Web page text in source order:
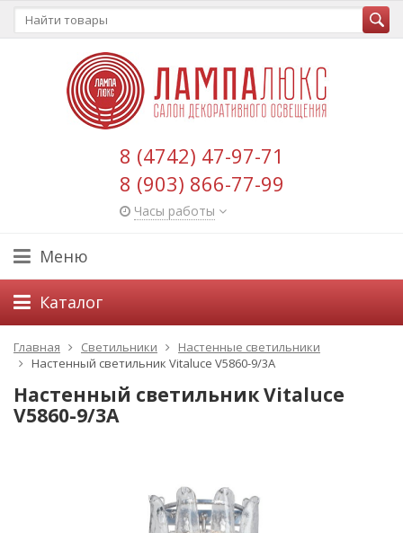
8 (4742) 47-97-71
8 (903) 866-77-99
Часы работы
Меню
Каталог
Главная Светильники
Настенные светильники
Настенный светильник Vitaluce V5860-9/3A
Настенный светильник Vitaluce
V5860-9/3A